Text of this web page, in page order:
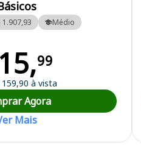
da Serra/SP - Prefeitura
1.907,93 Médio
15,99
à vista
Agora
Mais